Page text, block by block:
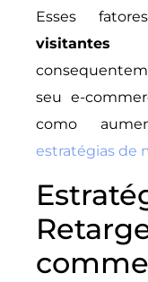
Esses
seu e-
como
estratégias de